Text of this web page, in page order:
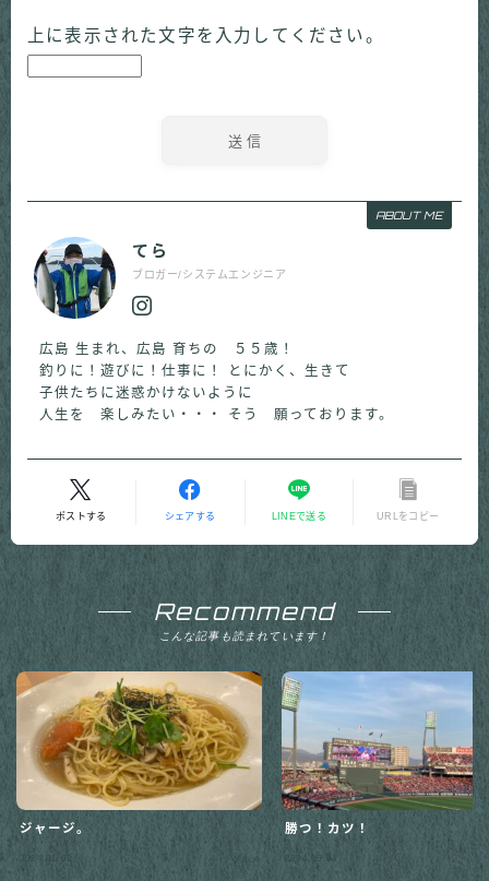
Follow Me
上に表示された文字を入力してください。
ABOUT ME
てら
ブロガー/システムエンジニア
広島 生まれ、広島 育ちの ５５歳！
釣りに！遊びに！仕事に！ とにかく、生きて
子供たちに迷惑かけないように
人生を 楽しみたい・・・ そう 願っております。
ポストする シェアする LINEで送る URLをコピー
Recommend
こんな記事も読まれています！
ジャージ。 勝つ！カツ！